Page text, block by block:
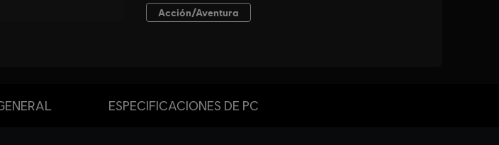
ESPECIFICACIONES DE PC